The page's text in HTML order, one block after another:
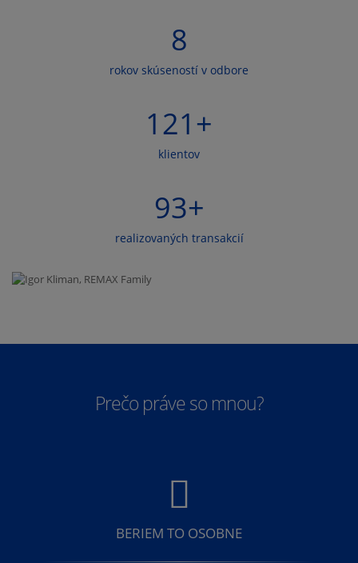
8
rokov skúseností v odbore
121 +
klientov
93+
realizovaných transakcií
Prečo práve so mnou?
BERIEM TO OSOBNE